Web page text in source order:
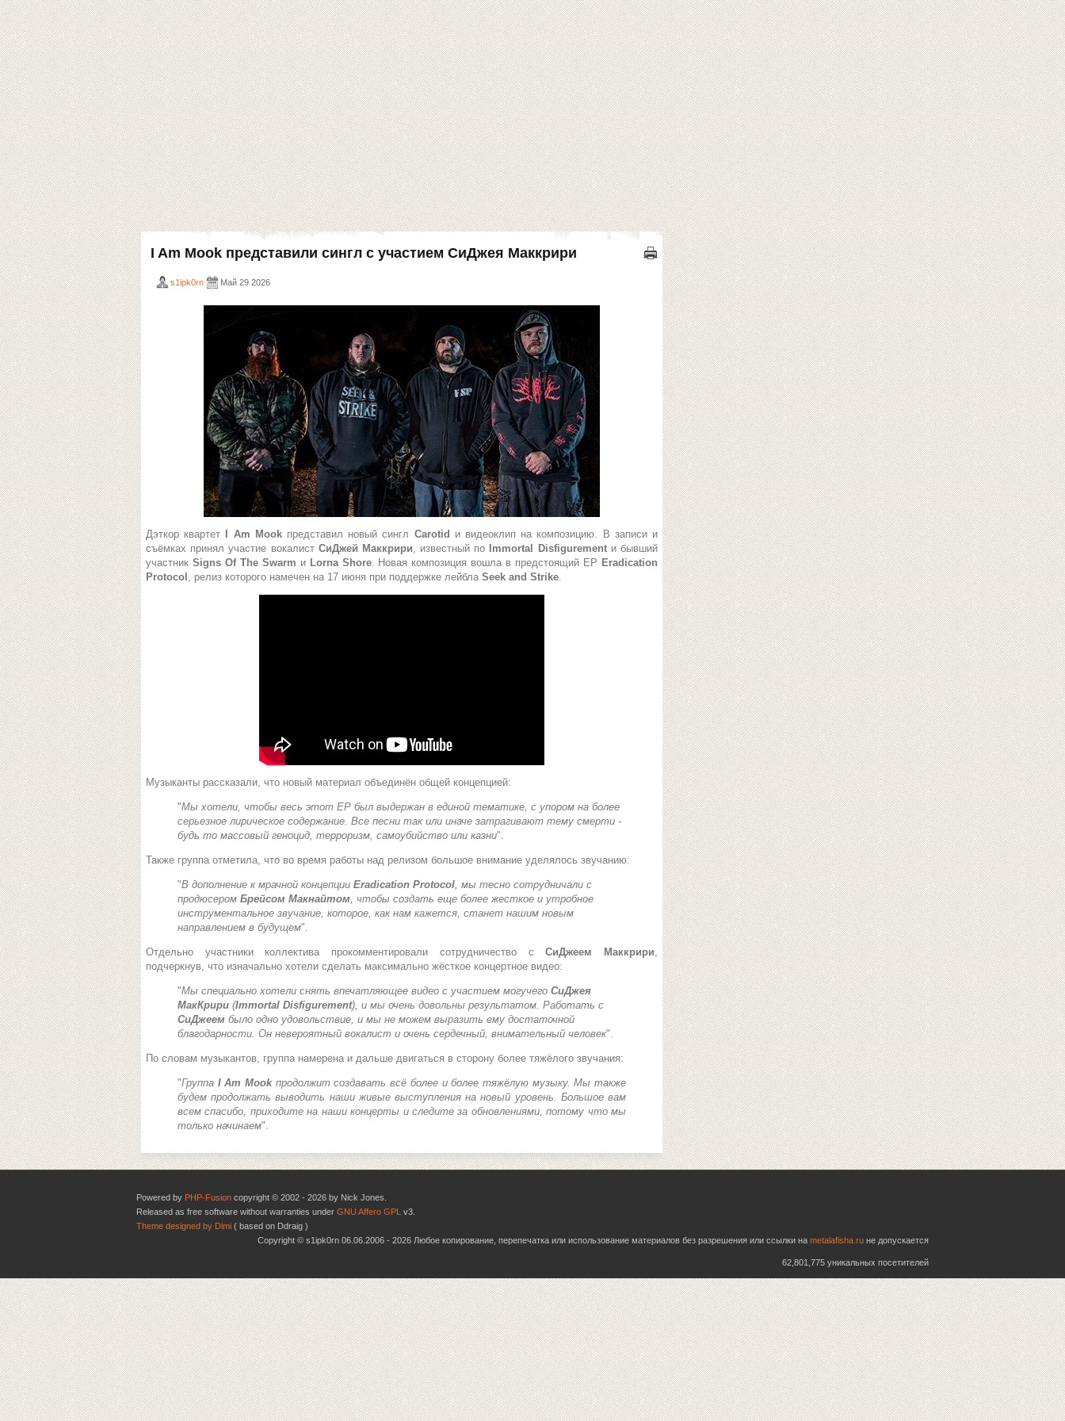
I Am Mook представили сингл с участием СиДжея Маккрири
s1ipk0rn Май 29 2026
Дэткор квартет I Am Mook представил новый сингл Carotid и видеоклип на композицию. В записи и
съёмках принял участие вокалист СиДжей Маккрири, известный по Immortal Disfigurement и бывший
участник Signs Of The Swarm и Lorna Shore. Новая композиция вошла в предстоящий EP Eradication
Protocol , релиз которого намечен на 17 июня при поддержке лейбла Seek and Strike.
Музыканты рассказали, что новый материал объединён общей концепцией:
"Мы хотели, чтобы весь этот EP был выдержан в единой тематике, с упором на более
серьезное лирическое содержание. Все песни так или иначе затрагивают тему смерти -
будь то массовый геноцид, терроризм, самоубийство или казни".
Также группа отметила, что во время работы над релизом большое внимание уделялось звучанию:
"В дополнение к мрачной концепции Eradication Protocol, мы тесно сотрудничали с
продюсером Брейсом Макнайтом, чтобы создать еще более жесткое и утробное
инструментальное звучание, которое, как нам кажется, станет нашим новым
направлением в будущем".
Отдельно участники коллектива прокомментировали сотрудничество сСиДжеем Маккрири,
подчеркнув, что изначально хотели сделать максимально жёсткое концертное видео:
"Мы специально хотели снять впечатляющее видео с участием могучего СиДжея
МакКрири (Immortal Disfigurement), и мы очень довольны результатом. Работать с
СиДжеем было одно удовольствие, и мы не можем выразить ему достаточной
благодарности. Он невероятный вокалист и очень сердечный, внимательный человек".
По словам музыкантов, группа намерена и дальше двигаться в сторону более тяжёлого звучания:
"Группа I Am Mook продолжит создавать всё более и более тяжёлую музыку. Мы также
будем продолжать выводить наши живые выступления на новый уровень. Большое вам
всем спасибо, приходите на наши концерты и следите за обновлениями, потому что мы
только начинаем".
Powered by PHP-Fusion copyright © 2002 - 2026 by Nick Jones.
Released as free software without warranties under GNU Affero GPL v3.
Theme designed by Dimi ( based on Ddraig )
Copyright © s1ipk0rn 06.06.2006 - 2026 Любое копирование, перепечатка или использование материалов без разрешения или ссылки на metalafisha.ru не допускается
62,801,775 уникальных посетителей